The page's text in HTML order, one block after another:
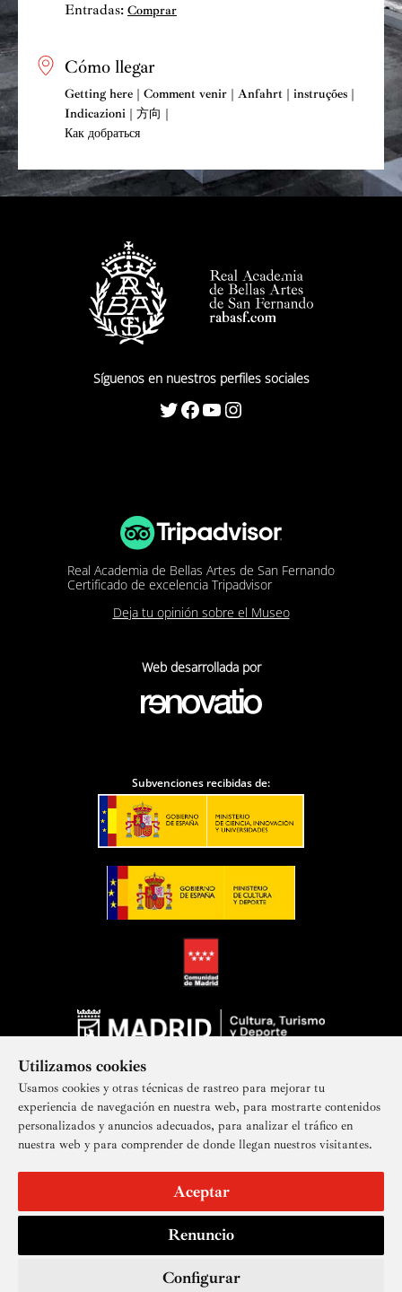
Utilizamos cookies
Usamos cookies y otras técnicas de rastreo para mejorar tu
experiencia de navegación en nuestra web, para mostrarte contenidos
personalizados y anuncios adecuados, para analizar el tráfico en
nuestra web y para comprender de donde llegan nuestros visitantes.
Aceptar
Renuncio
Configurar
Entradas: Comprar
Cómo llegar
Getting here | Comment venir | Anfahrt | instruções |
Indicazioni | 方向 |
Как добраться
Síguenos en nuestros perfiles sociales
Twitter Facebook YouTube Instagram
Real Academia de Bellas Artes de San Fernando
Certificado de excelencia Tripadvisor
Deja tu opinión sobre el Museo
Web desarrollada por
Subvenciones recibidas de:
Suscríbete a nuestra newsletter
AccesibilidadDerechos de imagen
Política de privacidadContactoCookies